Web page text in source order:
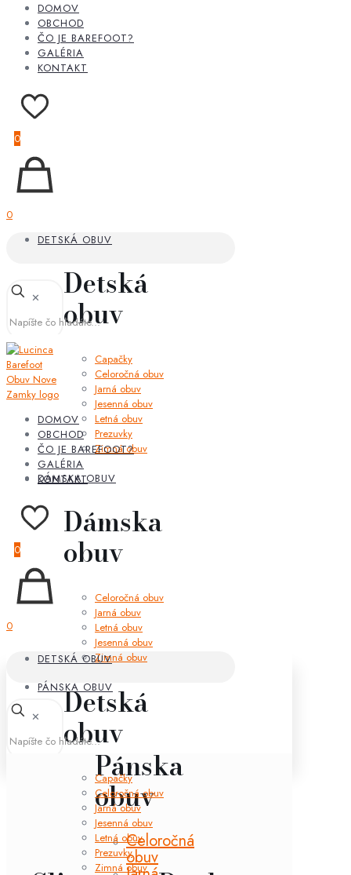
DOMOV
OBCHOD
ČO JE BAREFOOT?
GALÉRIA
KONTAKT
0
0
DETSKÁ OBUV
Detská
obuv
Capačky
Celoročná obuv
Jarná obuv
Jesenná obuv
Letná obuv
Prezuvky
Zimná obuv
DÁMSKA OBUV
Dámska
obuv
Celoročná obuv
Jarná obuv
Letná obuv
Jesenná obuv
Zimná obuv
PÁNSKA OBUV
Pánska
obuv
Celoročná
obuv
✕
DOMOV
OBCHOD
ČO JE BAREFOOT?
GALÉRIA
KONTAKT
0
0
DETSKÁ OBUV
Detská
obuv
Capačky
Celoročná obuv
Jarná obuv
Jesenná obuv
Letná obuv
Prezuvky
Zimná obuv
✕